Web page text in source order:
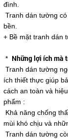
đình.
Tranh dán tường
bền.
+ Bề mặt tranh dán
* Những lợi ích mà
Tranh dán tường
ích thiết thực giúp
cách an toàn và
phẩm :
Khả năng chống
mùi khó chịu và
Tranh dán tường